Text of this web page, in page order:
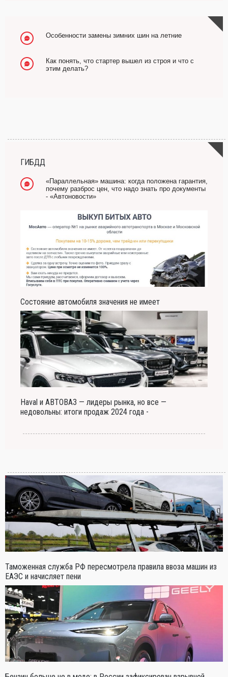
Особенности замены зимних шин на летние
Как понять, что стартер вышел из строя и что с
этим делать?
ГИБДД
«Параллельная» машина: когда положена гарантия,
почему разброс цен, что надо знать про документы
- «Автоновости»
Состояние автомобиля значения не имеет
Haval и АВТОВАЗ — лидеры рынка, но все —
недовольны: итоги продаж 2024 года -
Таможенная служба РФ пересмотрела правила ввоза машин из
ЕАЭС и начисляет пени